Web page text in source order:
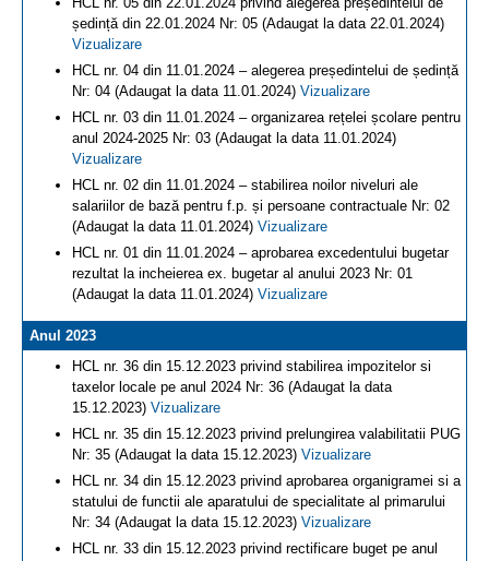
ședință din 22.01.2024 Nr: 05 (Adaugat la data 22.01.2024)
Vizualizare
HCL nr. 04 din 11.01.2024 – alegerea președintelui de ședință
Nr: 04 (Adaugat la data 11.01.2024) Vizualizare
HCL nr. 03 din 11.01.2024 – organizarea rețelei școlare pentru
anul 2024-2025 Nr: 03 (Adaugat la data 11.01.2024)
Vizualizare
HCL nr. 02 din 11.01.2024 – stabilirea noilor niveluri ale
salariilor de bază pentru f.p. și persoane contractuale Nr: 02
(Adaugat la data 11.01.2024) Vizualizare
HCL nr. 01 din 11.01.2024 – aprobarea excedentului bugetar
rezultat la incheierea ex. bugetar al anului 2023 Nr: 01
(Adaugat la data 11.01.2024) Vizualizare
Anul 2023
HCL nr. 36 din 15.12.2023 privind stabilirea impozitelor si
taxelor locale pe anul 2024 Nr: 36 (Adaugat la data
15.12.2023) Vizualizare
HCL nr. 35 din 15.12.2023 privind prelungirea valabilitatii PUG
Nr: 35 (Adaugat la data 15.12.2023) Vizualizare
HCL nr. 34 din 15.12.2023 privind aprobarea organigramei si a
statului de functii ale aparatului de specialitate al primarului
Nr: 34 (Adaugat la data 15.12.2023) Vizualizare
HCL nr. 33 din 15.12.2023 privind rectificare buget pe anul